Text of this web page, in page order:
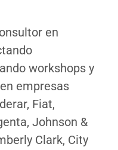
en
workshops y
empresas
Fiat,
Johnson &
Clark, City